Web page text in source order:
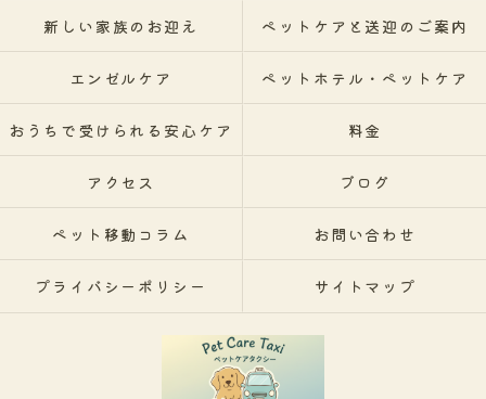
新しい家族のお迎え ペットケアと送迎のご案内
エンゼルケア ペットホテル・ペットケア
おうちで受けられる安心ケア 料金
アクセス ブログ
ペット移動コラム お問い合わせ
プライバシーポリシー サイトマップ